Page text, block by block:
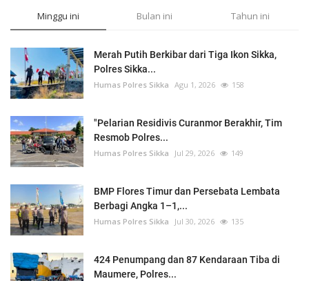
Minggu ini Bulan ini Tahun ini
Merah Putih Berkibar dari Tiga Ikon Sikka,
Polres Sikka...
Humas Polres Sikka Agu 1, 2026 158
"Pelarian Residivis Curanmor Berakhir, Tim
Resmob Polres...
Humas Polres Sikka Jul 29, 2026 149
BMP Flores Timur dan Persebata Lembata
Berbagi Angka 1–1,...
Humas Polres Sikka Jul 30, 2026 135
424 Penumpang dan 87 Kendaraan Tiba di
Maumere, Polres...